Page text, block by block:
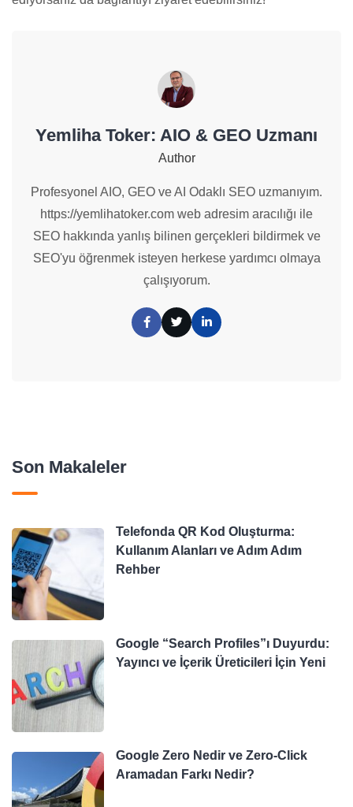
Yemliha Toker: AIO & GEO Uzmanı
Author
Profesyonel AIO, GEO ve AI Odaklı SEO uzmanıyım.
https://yemlihatoker.com web adresim aracılığı ile
SEO hakkında yanlış bilinen gerçekleri bildirmek ve
SEO'yu öğrenmek isteyen herkese yardımcı olmaya
çalışıyorum.
Son Makaleler
Telefonda QR Kod Oluşturma:
Kullanım Alanları ve Adım Adım
Rehber
Google “Search Profiles”ı Duyurdu:
Yayıncı ve İçerik Üreticileri İçin Yeni
Google Zero Nedir ve Zero-Click
Aramadan Farkı Nedir?